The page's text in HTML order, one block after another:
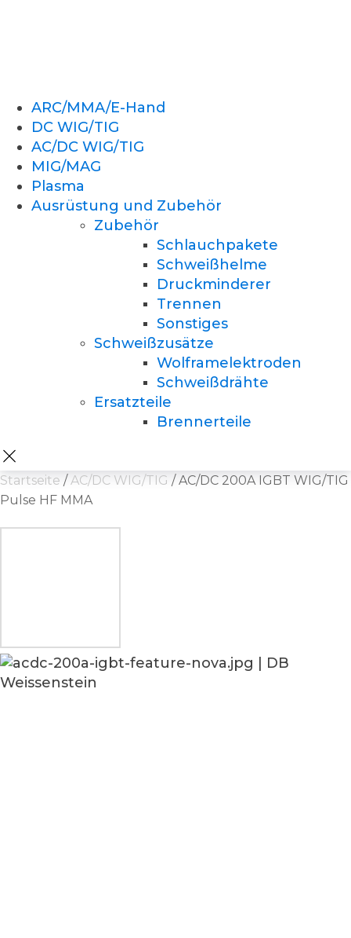
ARC/MMA/E-Hand
DC WIG/TIG
AC/DC WIG/TIG
MIG/MAG
Plasma
Ausrüstung und Zubehör
Zubehör
Schlauchpakete
Schweißhelme
Druckminderer
Trennen
Sonstiges
Schweißzusätze
Wolframelektroden
Schweißdrähte
Ersatzteile
Brennerteile
Startseite /AC/DC WIG/TIG / AC/DC 200A IGBT WIG/TIG
Pulse HF MMA